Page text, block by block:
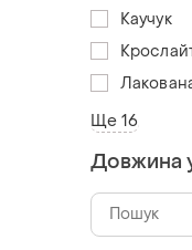
Каучук
Ще 16
Довжина